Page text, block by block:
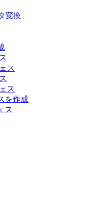
変換
ス
ス
を作成
ス